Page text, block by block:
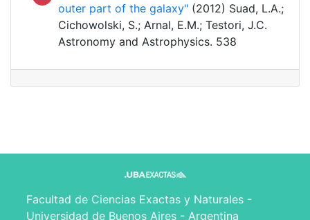
outer part of the galaxy" (2012) Suad, L.A.;
Cichowolski, S.; Arnal, E.M.; Testori, J.C.
Astronomy and Astrophysics. 538
Facultad de Ciencias Exactas y Naturales -
Universidad de Buenos Aires - Argentina